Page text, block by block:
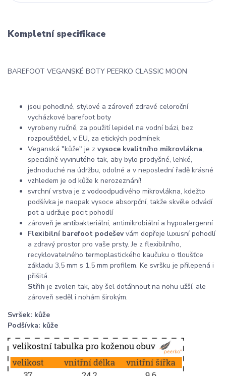
Kompletní specifikace
BAREFOOT VEGANSKÉ BOTY PEERKO CLASSIC MOON
jsou pohodlné, stylové a zároveň zdravé celoroční
vycházkové barefoot boty
vyrobeny ručně, za použití lepidel na vodní bázi, bez
rozpouštědel, v EU, za etických podmínek
Veganská "kůže" je z vysoce kvalitního mikrovlákna,
speciálně vyvinutého tak, aby bylo prodyšné, lehké,
jednoduché na údržbu, odolné a v neposlední řadě krásné
vzhledem je od kůže k nerozeznání!
svrchní vrstva je z vodoodpudivého mikrovlákna, kdežto
podšívka je naopak vysoce absorpční, takže skvěle odvádí
pot a udržuje pocit pohodlí
zároveň je antibakteriální, antimikrobiální a hypoalergenní
Flexibilní barefoot podeševvám dopřeje luxusní pohodlí
a zdravý prostor pro vaše prsty. Je z flexibilního,
recyklovatelného termoplastického kaučuku o tloušťce
základu 3,5 mm s 1,5 mm profilem. Ke svršku je přilepená i
přišitá.
Střih je zvolen tak, aby šel dotáhnout na nohu užší, ale
zároveň seděl i nohám širokým.
Svršek: kůže
Podšívka: kůže